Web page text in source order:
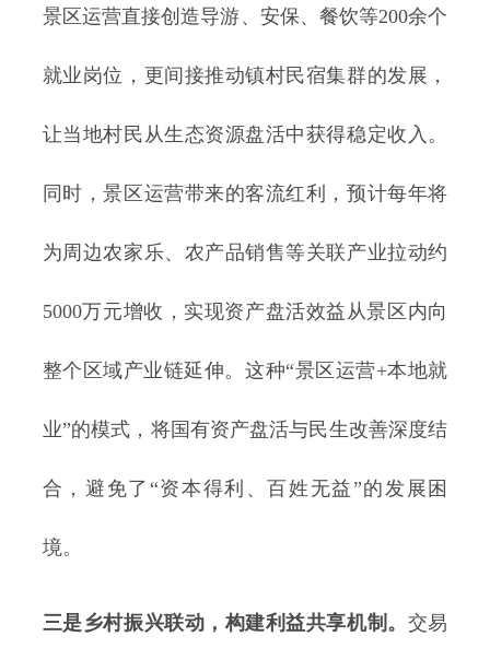
景区运营直接创造导游、安保、餐饮等200余个
就业岗位，更间接推动镇村民宿集群的发展，
让当地村民从生态资源盘活中获得稳定收入。
同时，景区运营带来的客流红利，预计每年将
为周边农家乐、农产品销售等关联产业拉动约
5000万元增收，实现资产盘活效益从景区内向
整个区域产业链延伸。这种“景区运营+本地就
业”的模式，将国有资产盘活与民生改善深度结
合，避免了“资本得利、百姓无益”的发展困
境。
三是乡村振兴联动，构建利益共享机制。 交易